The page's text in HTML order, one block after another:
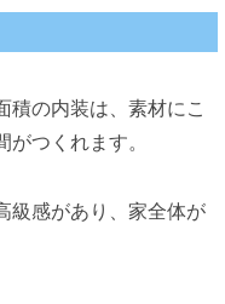
積の内装は、素材にこ
つくれます。
級感があり、家全体が